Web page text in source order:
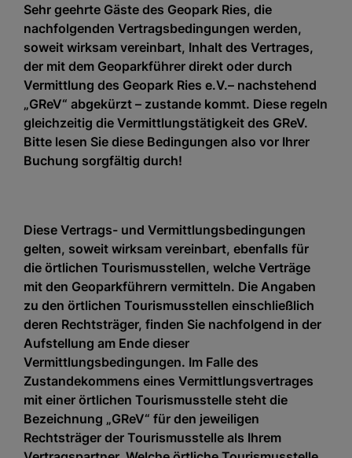
Sehr geehrte Gäste des Geopark Ries, die
nachfolgenden Vertragsbedingungen werden,
soweit wirksam vereinbart, Inhalt des Vertrages,
der mit dem Geoparkführer direkt oder durch
Vermittlung des Geopark Ries e.V.– nachstehend
„GReV“ abgekürzt – zustande kommt. Diese regeln
gleichzeitig die Vermittlungstätigkeit des GReV.
Bitte lesen Sie diese Bedingungen also vor Ihrer
Buchung sorgfältig durch!
Diese Vertrags- und Vermittlungsbedingungen
gelten, soweit wirksam vereinbart, ebenfalls für
die örtlichen Tourismusstellen, welche Verträge
mit den Geoparkführern vermitteln. Die Angaben
zu den örtlichen Tourismusstellen einschließlich
deren Rechtsträger, finden Sie nachfolgend in der
Aufstellung am Ende dieser
Vermittlungsbedingungen. Im Falle des
Zustandekommens eines Vermittlungsvertrages
mit einer örtlichen Tourismusstelle steht die
Bezeichnung „GReV“ für den jeweiligen
Rechtsträger der Tourismusstelle als Ihrem